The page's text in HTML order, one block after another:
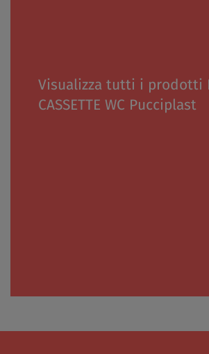
Visualizza tutti i prodotti
CASSETTE WC Pucciplast